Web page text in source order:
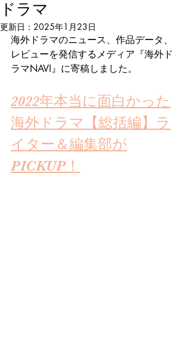
ドラマ
更新日： 2025年1月23日
海外ドラマのニュース、作品データ、
レビューを発信するメディア『海外ド
ラマNAVI』に寄稿しました。
2022年本当に面白かった
海外ドラマ【総括編】ラ
イター＆編集部が
PICKUP！